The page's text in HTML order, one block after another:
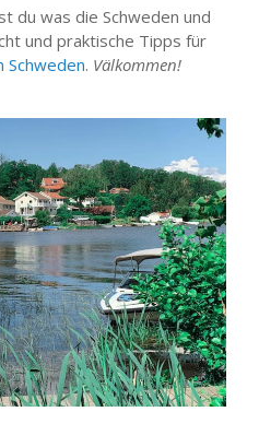
du was die Schweden und
und praktische Tipps für
Schweden. Välkommen!